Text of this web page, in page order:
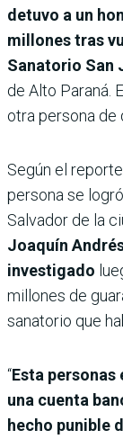
detuvo a un
millones tras
Sanatorio San
de Alto Paraná.
otra persona de
Según el
persona se
Salvador de la
Joaquín
investigado
millones de
sanatorio que
“Esta personas
una cuenta
hecho punible